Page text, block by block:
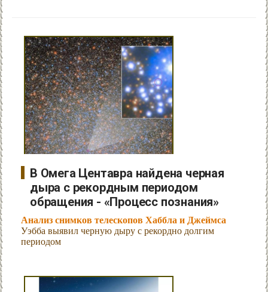
В Омега Центавра найдена черная
дыра с рекордным периодом
обращения - «Процесс познания»
Анализ снимков телескопов Хаббла и Джеймса
Уэбба выявил черную дыру с рекордно долгим
периодом